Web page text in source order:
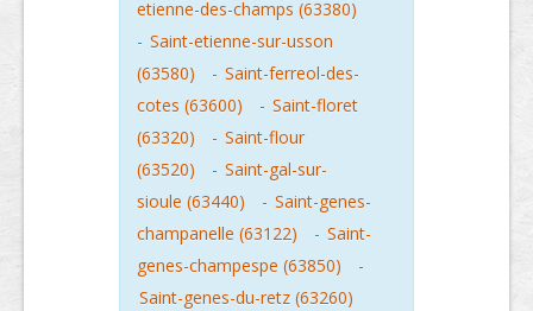
etienne-des-champs (63380)
- Saint-etienne-sur-usson
(63580)
- Saint-ferreol-des-
cotes (63600)
- Saint-floret
(63320)
- Saint-flour
(63520)
- Saint-gal-sur-
sioule (63440)
- Saint-genes-
champanelle (63122)
- Saint-
genes-champespe (63850)
-
Saint-genes-du-retz (63260)